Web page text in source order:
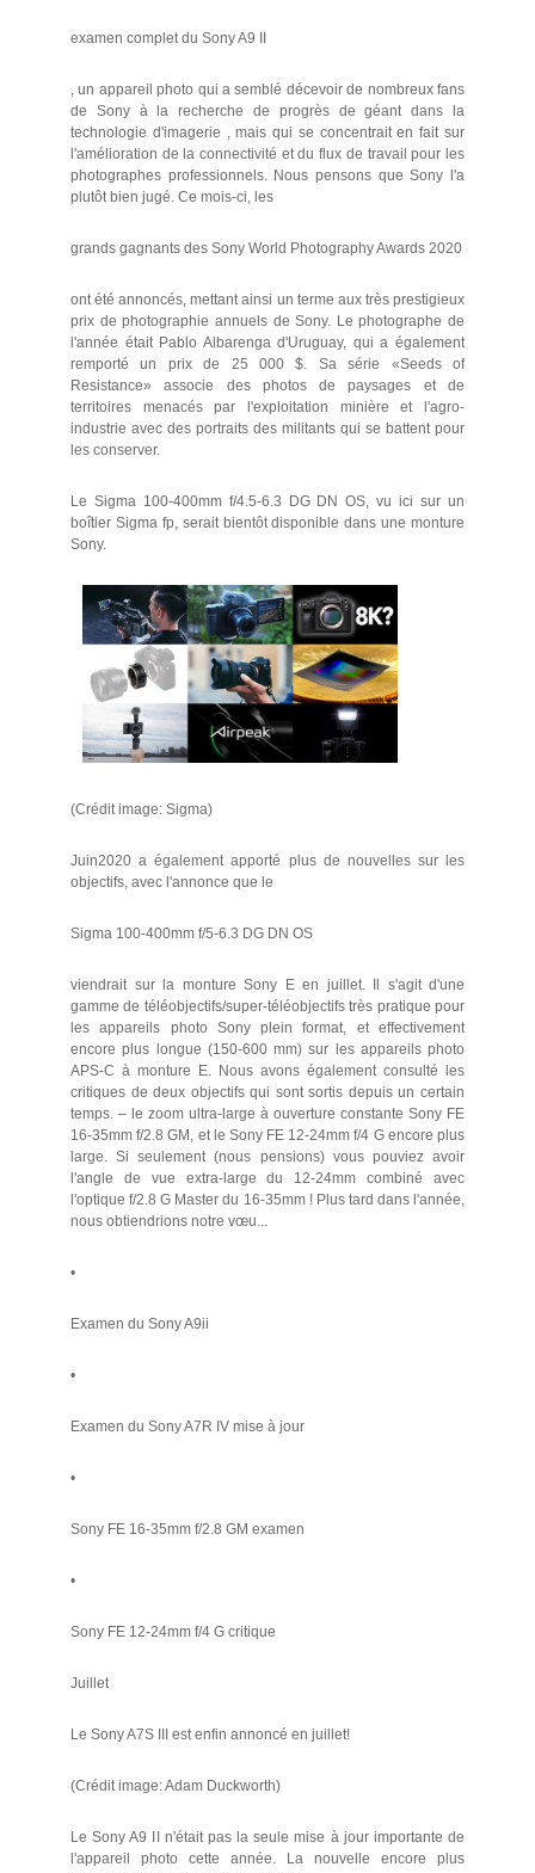
examen complet du Sony A9 II
, un appareil photo qui a semblé décevoir de nombreux fans
de Sony à la recherche de progrès de géant dans la
technologie d'imagerie , mais qui se concentrait en fait sur
l'amélioration de la connectivité et du flux de travail pour les
photographes professionnels. Nous pensons que Sony l'a
plutôt bien jugé. Ce mois-ci, les
grands gagnants des Sony World Photography Awards 2020
ont été annoncés, mettant ainsi un terme aux très prestigieux
prix de photographie annuels de Sony. Le photographe de
l'année était Pablo Albarenga d'Uruguay, qui a également
remporté un prix de 25 000 $. Sa série «Seeds of
Resistance» associe des photos de paysages et de
territoires menacés par l'exploitation minière et l'agro-
industrie avec des portraits des militants qui se battent pour
les conserver.
Le Sigma 100-400mm f/4.5-6.3 DG DN OS, vu ici sur un
boîtier Sigma fp, serait bientôt disponible dans une monture
Sony.
(Crédit image: Sigma)
Juin2020 a également apporté plus de nouvelles sur les
objectifs, avec l'annonce que le
Sigma 100-400mm f/5-6.3 DG DN OS
viendrait sur la monture Sony E en juillet. Il s'agit d'une
gamme de téléobjectifs/super-téléobjectifs très pratique pour
les appareils photo Sony plein format, et effectivement
encore plus longue (150-600 mm) sur les appareils photo
APS-C à monture E. Nous avons également consulté les
critiques de deux objectifs qui sont sortis depuis un certain
temps. – le zoom ultra-large à ouverture constante Sony FE
16-35mm f/2.8 GM, et le Sony FE 12-24mm f/4 G encore plus
large. Si seulement (nous pensions) vous pouviez avoir
l'angle de vue extra-large du 12-24mm combiné avec
l'optique f/2.8 G Master du 16-35mm ! Plus tard dans l'année,
nous obtiendrions notre vœu...
•
Examen du Sony A9ii
•
Examen du Sony A7R IV mise à jour
•
Sony FE 16-35mm f/2.8 GM examen
•
Sony FE 12-24mm f/4 G critique
Juillet
Le Sony A7S III est enfin annoncé en juillet!
(Crédit image: Adam Duckworth)
Le Sony A9 II n'était pas la seule mise à jour importante de
l'appareil photo cette année. La nouvelle encore plus